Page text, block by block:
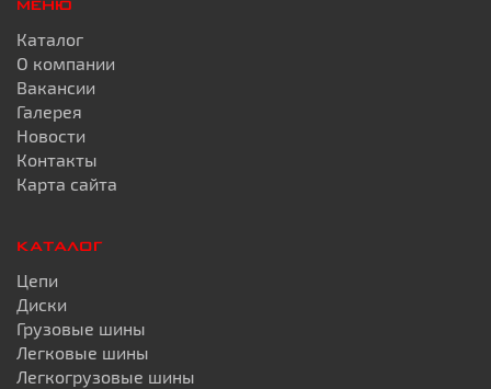
МЕНЮ
Каталог
О компании
Вакансии
Галерея
Новости
Контакты
Карта сайта
КАТАЛОГ
Цепи
Диски
Грузовые шины
Легковые шины
Легкогрузовые шины